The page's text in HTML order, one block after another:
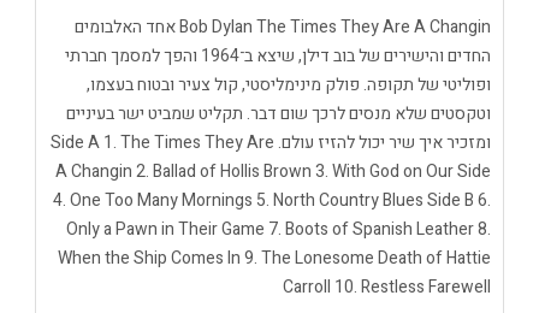
Bob Dylan The Times They Are A Changin אחד האלבומים
החדים והישירים של בוב דילן, שיצא ב־1964 והפך למסמך חברתי
ופוליטי של תקופה. פולק מינימליסטי, קול צעיר ובטוח בעצמו,
וטקסטים שלא מנסים לרכך שום דבר. תקליט שמביט ישר בעיניים
ומזכיר איך שיר יכול להזיז עולם. Side A 1. The Times They Are
A Changin 2. Ballad of Hollis Brown 3. With God on Our Side
4. One Too Many Mornings 5. North Country Blues Side B 6.
Only a Pawn in Their Game 7. Boots of Spanish Leather 8.
When the Ship Comes In 9. The Lonesome Death of Hattie
Carroll 10. Restless Farewell